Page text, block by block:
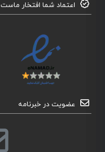
اعتماد شما افتخار ماست
عضویت در خبرنامه